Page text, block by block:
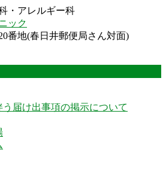
・アレルギー科
番地(春日井郵便局さん対面)
届け出事項の掲示について